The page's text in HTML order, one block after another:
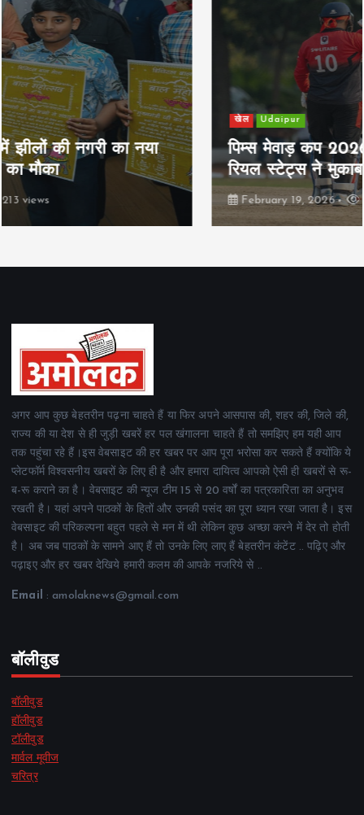
खेल Udaipur
पिम्स मेवाड़ कप 2026: क्रॉसवर्ड व आदित्यम
रियल स्टेट्स ने मुकाबले जीते
February 19, 2026
अगर आप कुछ बेहतरीन पढ़ना चाहते हैं या फिर अपने आसपास की, शहर की, जिले की,
राज्य की या देश से ही जुड़ी खबरें हर पल खंगालना चाहते हैं तो समझिए हम यही आप
तक पहुंचा रहे हैं।इस वेबसाइट की हर खबर पर आप पूरा भरोसा कर सकते हैं क्योंकि ये
प्लेटफॉर्म विश्वसनीय खबरों के लिए ही है और हमारा दायित्व आपको ऐसी ही खबरों से रू-
ब-रू कराने का है। वेबसाइट की न्यूज टीम 15 से 20 वर्षों का पत्रकारिता का अनुभव
रखती है। यहां अपने पाठकों के हितों और उनकी पसंद का पूरा ध्यान रखा जाता है। इस
वेबसाइट की परिकल्पना बहुत पहले से मन में थी लेकिन कुछ अच्छा करने में देर तो होती
है। अब जब पाठकों के सामने आए हैं तो उनके लिए लाए हैं बेहतरीन कंटेंट .. पढ़िए और
पढ़ाइए और हर खबर देखिये हमारी कलम की आपके नजरिये से ..
Email : amolaknews@gmail.com
बॉलीवुड
बॉलीवुड
हॉलीवुड
टॉलीवुड
मार्वल मूवीज
चरित्र